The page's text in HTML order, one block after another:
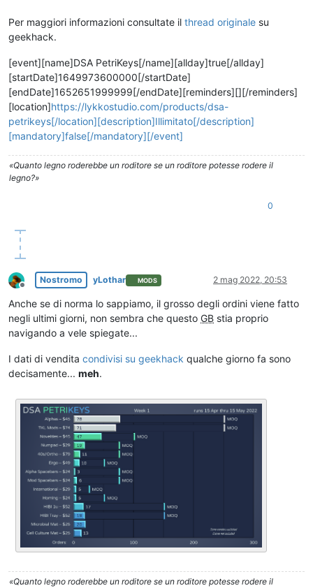
Per maggiori informazioni consultate il thread originale su
geekhack.
[event][name]DSA PetriKeys[/name][allday]true[/allday]
[startDate]1649973600000[/startDate]
[endDate]1652651999999[/endDate][reminders][][/reminders]
[location]https://lykkostudio.com/products/dsa-
petrikeys[/location][description]Illimitato[/description]
[mandatory]false[/mandatory][/event]
«Quanto legno roderebbe un roditore se un roditore potesse rodere il
legno?»
0
Non in linea
Nostromo yLothar MODS 2 mag 2022, 20:53
Anche se di norma lo sappiamo, il grosso degli ordini viene fatto
negli ultimi giorni, non sembra che questo GB stia proprio
navigando a vele spiegate...
I dati di vendita condivisi su geekhack qualche giorno fa sono
decisamente... meh.
«Quanto legno roderebbe un roditore se un roditore potesse rodere il